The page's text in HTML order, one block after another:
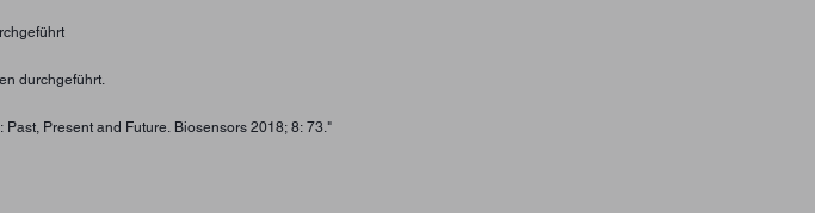
durchgeführt.
Present and Future. Biosensors 2018; 8: 73."